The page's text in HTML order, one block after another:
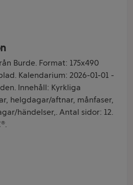
Burde. Format: 175x490
Kalendarium: 2026-01-01 -
Innehåll: Kyrkliga
helgdagar/aftnar, månfaser,
händelser,. Antal sidor: 12.